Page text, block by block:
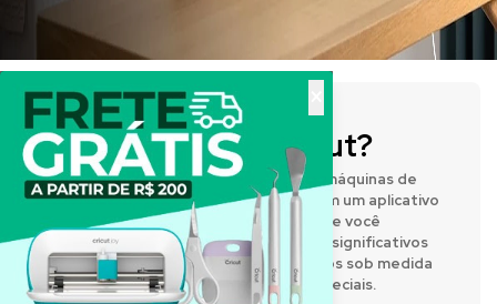
O que é a Cricut?
A Cricut® fabrica prensas térmicas e máquinas de
corte inteligentes que funcionam com um aplicativo
de design fácil de usar, permitindo que você
expresse sua criatividade e crie itens significativos
e personalizados. Desenvolva projetos sob medida
para o dia a dia e para momentos especiais.